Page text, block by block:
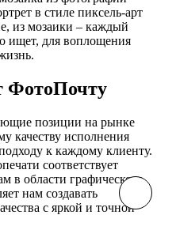
в стиле пиксель-арт
из мозаики – каждый
ищет, для воплощения
ФотоПочту
позиции на рынке
качеству исполнения
к каждому клиенту.
соответствует
в области графического
нам создавать
с яркой и точной